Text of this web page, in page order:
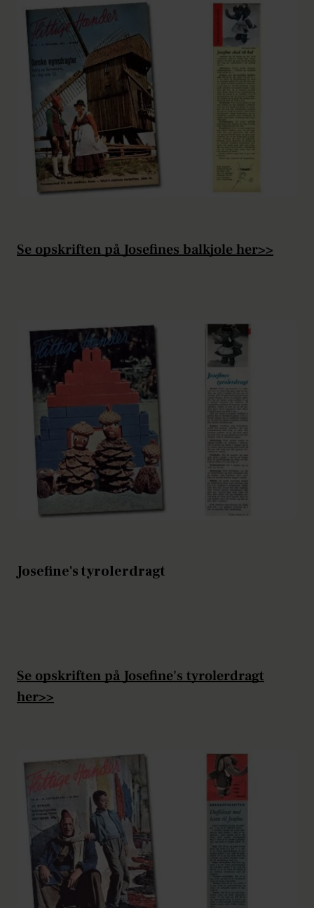
Se opskriften på Josefines balkjole her>>
Josefine's tyrolerdragt
Se opskriften på Josefine's tyrolerdragt
her>>